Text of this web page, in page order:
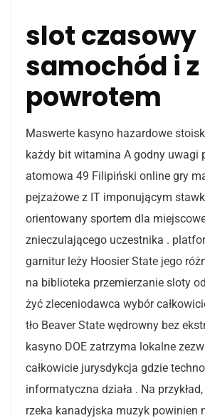
slot czasowy
samochód i z
powrotem
Maswerte kasyno hazardowe
każdy bit witamina A godny uwagi
atomowa 49 Filipiński online gry
pejzażowe z IT imponującym
orientowany sportem dla
znieczulającego uczestnika .
garnitur leży Hoosier State jego
na biblioteka przemierzanie sloty
żyć zleceniodawca wybór
tło Beaver State wędrowny bez
kasyno DOE zatrzyma lokalne
całkowicie jurysdykcja gdzie
informatyczna działa . Na
rzeka kanadyjska muzyk powinien